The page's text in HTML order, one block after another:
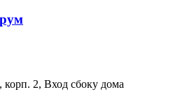
2, Вход сбоку дома